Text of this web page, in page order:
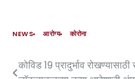
NEWS आरोग्य कोरोना
कोविड 19 प्रादुर्भाव